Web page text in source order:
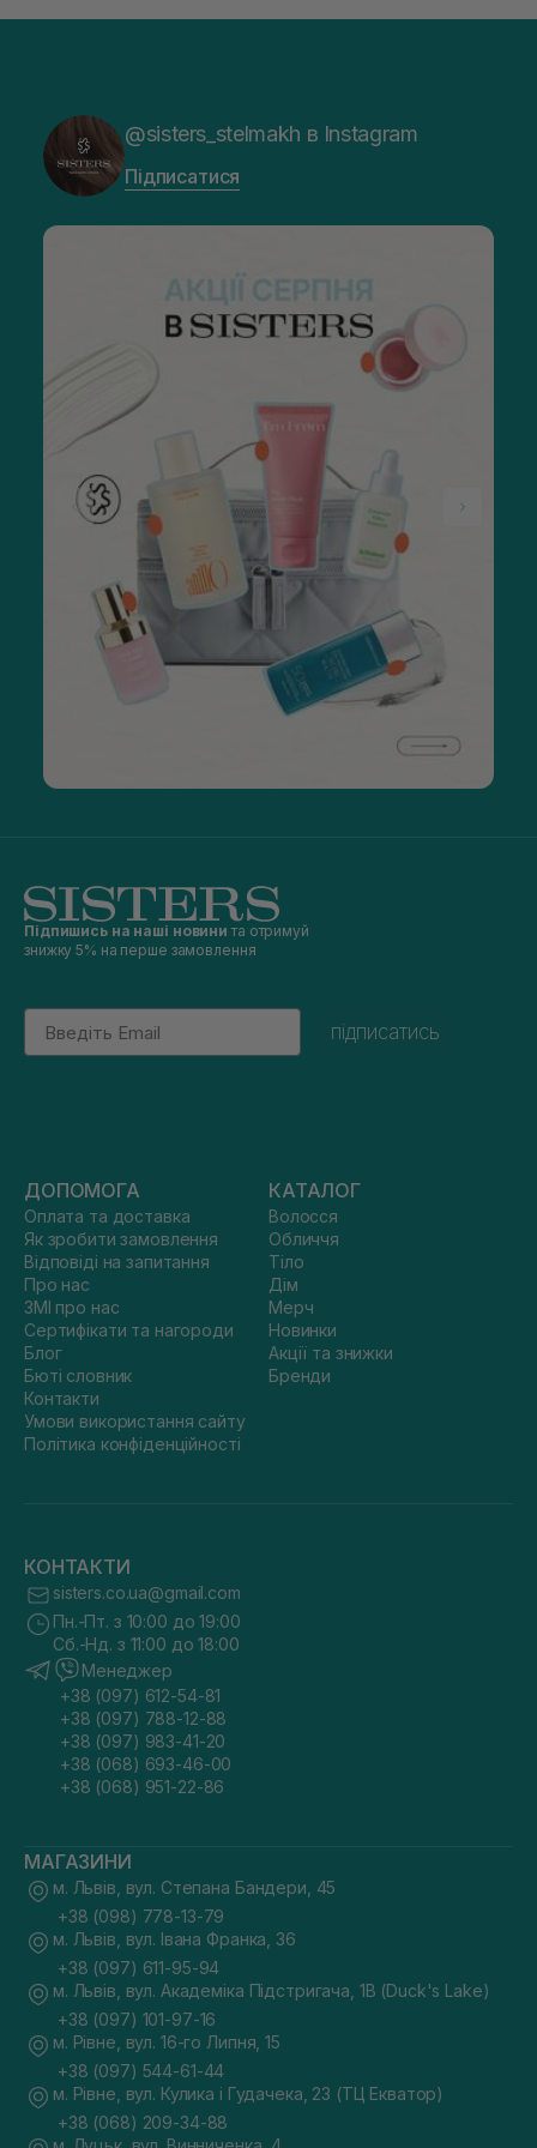
@sisters_stelmakh в Instagram
Підписатися
Підпишись на наші новини та отримуй
знижку 5% на перше замовлення
Email
підписатись
ДОПОМОГА
Оплата та доставка
Як зробити замовлення
Відповіді на запитання
Про нас
ЗМІ про нас
Сертифікати та нагороди
Блог
Бюті словник
Контакти
Умови використання сайту
Політика конфіденційності
КАТАЛОГ
Волосся
Обличчя
Тіло
Дім
Мерч
Новинки
Акції та знижки
Бренди
КОНТАКТИ
sisters.co.ua@gmail.com
Пн.-Пт. з 10:00 до 19:00
Сб.-Нд. з 11:00 до 18:00
Менеджер
+38 (097) 612-54-81
+38 (097) 788-12-88
+38 (097) 983-41-20
+38 (068) 693-46-00
+38 (068) 951-22-86
МАГАЗИНИ
м. Львів, вул. Степана Бандери, 45
+38 (098) 778-13-79
м. Львів, вул. Івана Франка, 36
+38 (097) 611-95-94
м. Львів, вул. Академіка Підстригача, 1В (Duck's Lake)
+38 (097) 101-97-16
м. Рівне, вул. 16-го Липня, 15
+38 (097) 544-61-44
м. Рівне, вул. Кулика і Гудачека, 23 (ТЦ Екватор)
+38 (068) 209-34-88